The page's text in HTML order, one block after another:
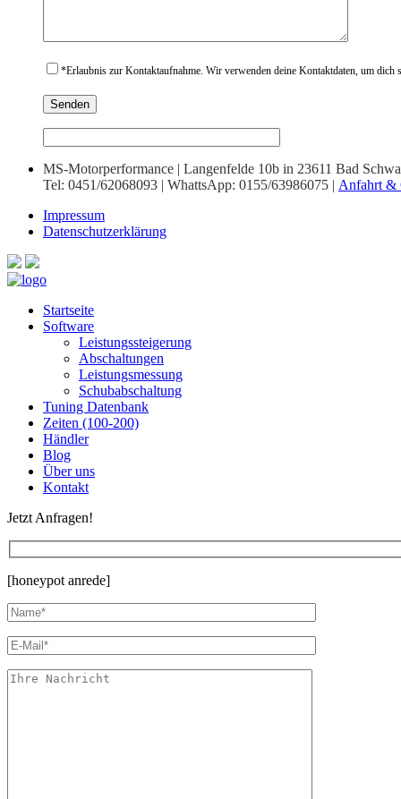
*Erlaubnis zur Kontaktaufnahme. Wir verwenden deine Kontaktdaten, um
MS-Motorperformance | Langenfelde 10b in 23611 Bad
Tel: 0451/62068093 | WhattsApp: 0155/63986075 | Anfahrt &
Impressum
Datenschutzerklärung
Startseite
Software
Leistungssteigerung
Abschaltungen
Leistungsmessung
Schubabschaltung
Tuning Datenbank
Zeiten (100-200)
Händler
Blog
Über uns
Kontakt
Jetzt Anfragen!
[honeypot anrede]